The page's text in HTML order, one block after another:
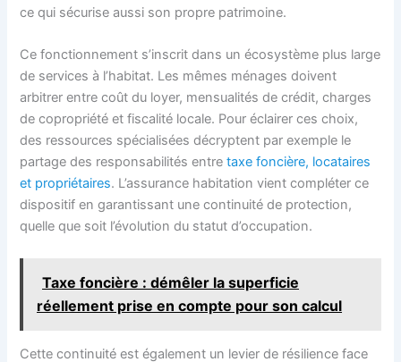
ce qui sécurise aussi son propre patrimoine.
Ce fonctionnement s’inscrit dans un écosystème plus large
de services à l’habitat. Les mêmes ménages doivent
arbitrer entre coût du loyer, mensualités de crédit, charges
de copropriété et fiscalité locale. Pour éclairer ces choix,
des ressources spécialisées décryptent par exemple le
partage des responsabilités entretaxe foncière, locataires
et propriétaires. L’assurance habitation vient compléter ce
dispositif en garantissant une continuité de protection,
quelle que soit l’évolution du statut d’occupation.
Taxe foncière : démêler la superficie
réellement prise en compte pour son calcul
Cette continuité est également un levier de résilience face